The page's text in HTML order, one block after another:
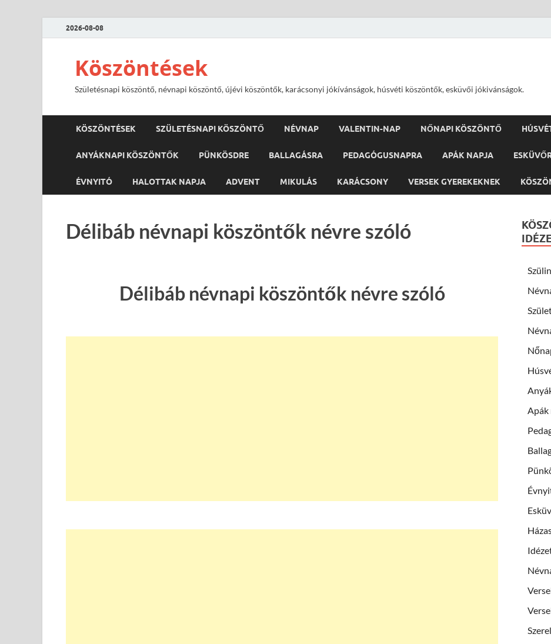
2026-08-08
Köszöntések
Születésnapi köszöntő, névnapi köszöntő, újévi köszöntők, karácsonyi jókívánságok, húsvéti köszöntők, esküvői jókivánságok.
KÖSZÖNTÉSEK SZÜLETÉSNAPI KÖSZÖNTŐ NÉVNAP VALENTIN-NAP NŐNAPI KÖSZÖNTŐ
ANYÁKNAPI KÖSZÖNTŐK PÜNKÖSDRE BALLAGÁSRA PEDAGÓGUSNAPRA APÁK NAPJA
ÉVNYITÓ HALOTTAK NAPJA ADVENT MIKULÁS KARÁCSONY VERSEK GYEREKEKNEK
Délibáb névnapi köszöntők névre szóló
Délibáb névnapi köszöntők névre szóló
Apák